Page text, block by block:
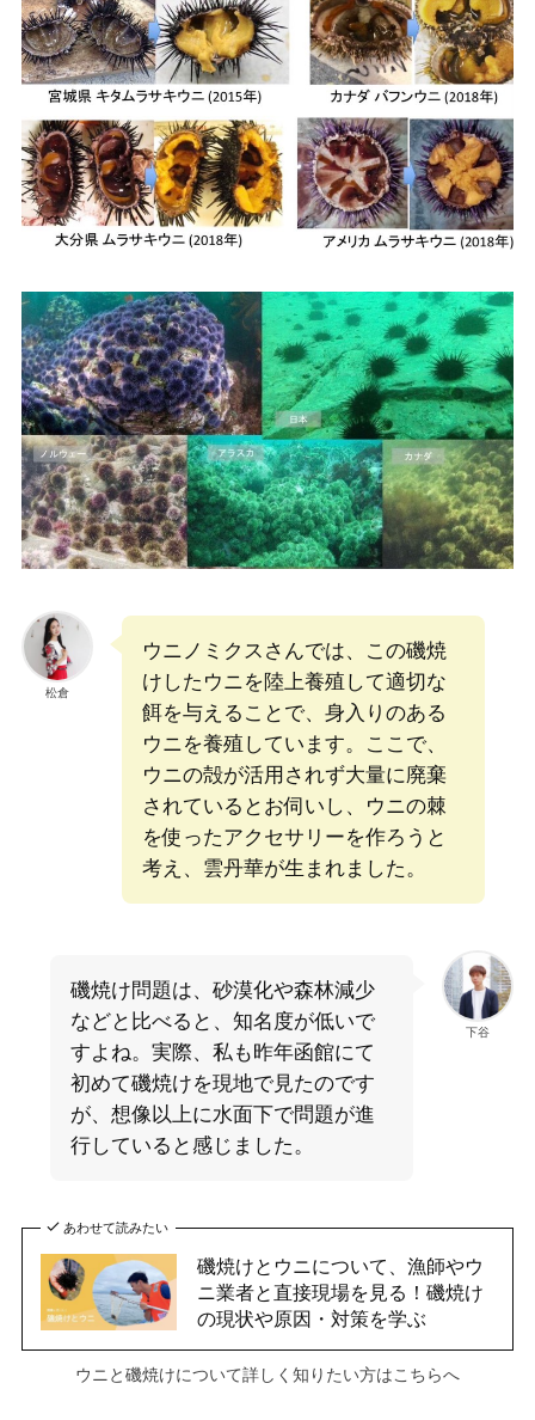
松倉
ウニノミクスさんでは、この磯焼
けしたウニを陸上養殖して適切な
餌を与えることで、身入りのある
ウニを養殖しています。ここで、
ウニの殻が活用されず大量に廃棄
されているとお伺いし、ウニの棘
を使ったアクセサリーを作ろうと
考え、雲丹華が生まれました。
下谷
磯焼け問題は、砂漠化や森林減少
などと比べると、知名度が低いで
すよね。実際、私も昨年函館にて
初めて磯焼けを現地で見たのです
が、想像以上に水面下で問題が進
行していると感じました。
あわせて読みたい
磯焼けとウニについて、漁師やウ
ニ業者と直接現場を見る！磯焼け
の現状や原因・対策を学ぶ
ウニと磯焼けについて詳しく知りたい方はこちらへ